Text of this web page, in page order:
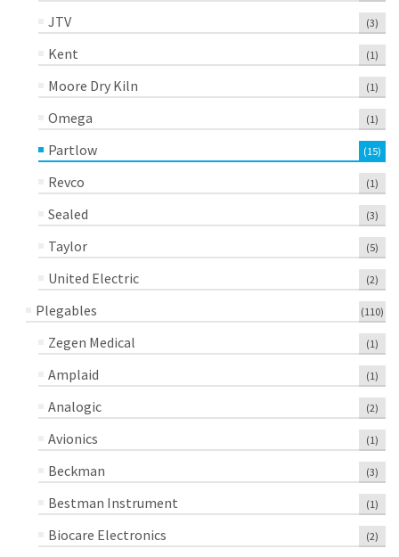
JTV (3)
Kent (1)
Moore Dry Kiln (1)
Omega (1)
Partlow (15)
Revco (1)
Sealed (3)
Taylor (5)
United Electric (2)
Plegables (110)
Zegen Medical (1)
Amplaid (1)
Analogic (2)
Avionics (1)
Beckman (3)
Bestman Instrument (1)
Biocare Electronics (2)